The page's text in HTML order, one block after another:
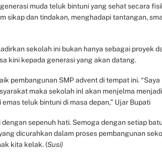
muda teluk bintuni yang sehat secara
sikap dan tindakan, menghadapi tantangan,
sekolah ini bukan hanya sebagai proyek
kini kepada generasi yang akan datang.
pembangunan SMP advent di tempat ini.
maka sekolah inl akan menjelma
teluk bintuni di masa depan,” Ujar Bupati
sepenuh hati. Semoga dengan setiap
dicurahkan dalam proses pembangunan
kita kelak. (Susi)